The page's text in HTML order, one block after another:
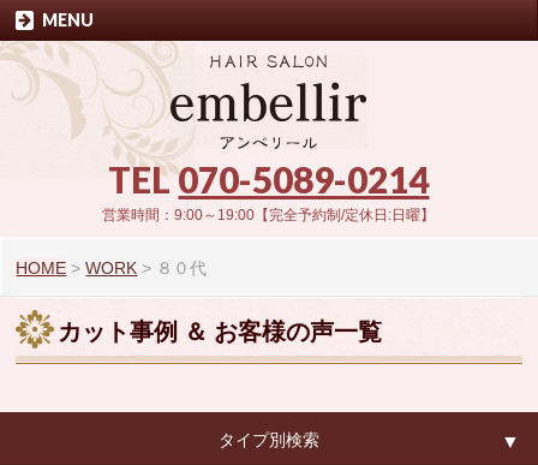
TEL070-5089-0214
営業時間：9:00～19:00【完全予約制/定休日:日曜】
MENU
HOME >WORK > ８０代
カット事例 ＆ お客様の声一覧
タイプ別検索 ▼